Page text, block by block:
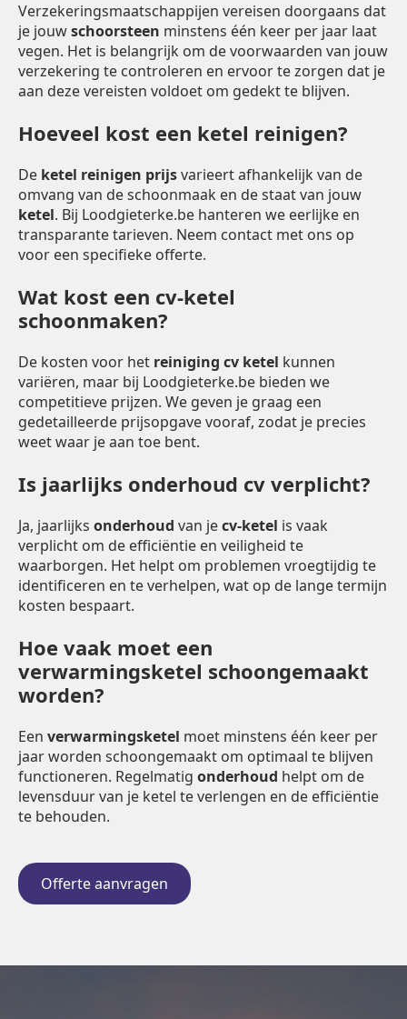
Verzekeringsmaatschappijen vereisen doorgaans dat
je jouwschoorsteen minstens één keer per jaar laat
vegen. Het is belangrijk om de voorwaarden van jouw
verzekering te controleren en ervoor te zorgen dat je
aan deze vereisten voldoet om gedekt te blijven.
Hoeveel kost een ketel reinigen?
De ketel reinigen prijsvarieert afhankelijk van de
omvang van de schoonmaak en de staat van jouw
ketel. Bij Loodgieterke.be hanteren we eerlijke en
transparante tarieven. Neem contact met ons op
voor een specifieke offerte.
Wat kost een cv-ketel
schoonmaken?
De kosten voor het reiniging cv ketel kunnen
variëren, maar bij Loodgieterke.be bieden we
competitieve prijzen. We geven je graag een
gedetailleerde prijsopgave vooraf, zodat je precies
weet waar je aan toe bent.
Is jaarlijks onderhoud cv verplicht?
Ja, jaarlijks onderhoud van jecv-ketel is vaak
verplicht om de efficiëntie en veiligheid te
waarborgen. Het helpt om problemen vroegtijdig te
identificeren en te verhelpen, wat op de lange termijn
kosten bespaart.
Hoe vaak moet een
verwarmingsketel schoongemaakt
worden?
Een verwarmingsketel moet minstens één keer per
jaar worden schoongemaakt om optimaal te blijven
functioneren. Regelmatig onderhoud helpt om de
levensduur van je ketel te verlengen en de efficiëntie
te behouden.
Offerte aanvragen